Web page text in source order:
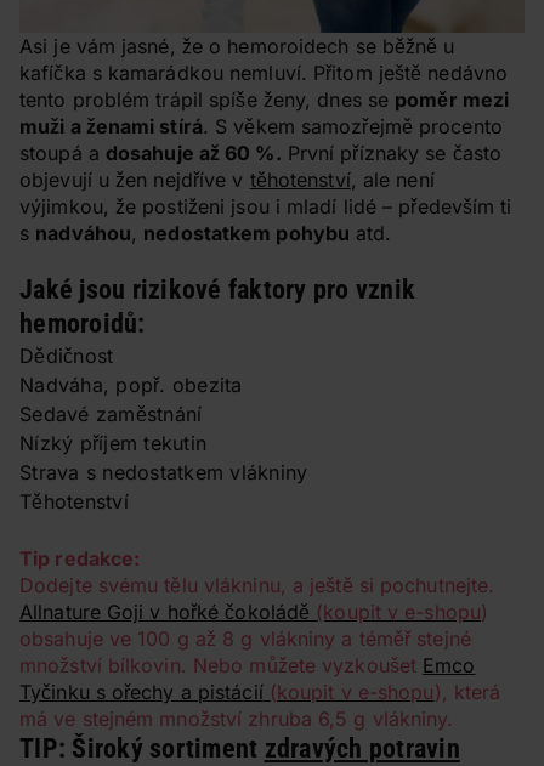
Asi je vám jasné, že o hemoroidech se běžně u
kafíčka s kamarádkou nemluví. Přitom ještě nedávno
tento problém trápil spíše ženy, dnes se poměr mezi
muži a ženami stírá. S věkem samozřejmě procento
stoupá a dosahuje až 60 %. První příznaky se často
objevují u žen nejdříve v těhotenství, ale není
výjimkou, že postiženi jsou i mladí lidé – především ti
s nadváhou, nedostatkem pohybu atd.
Jaké jsou rizikové faktory pro vznik
hemoroidů:
Dědičnost
Nadváha, popř. obezita
Sedavé zaměstnání
Nízký příjem tekutin
Strava s nedostatkem vlákniny
Těhotenství
Tip redakce:
Dodejte svému tělu vlákninu, a ještě si pochutnejte.
Allnature Goji v hořké čokoládě (koupit v e-shopu)
obsahuje ve 100 g až 8 g vlákniny a téměř stejné
množství bílkovin. Nebo můžete vyzkoušet Emco
Tyčinku s ořechy a pistácií(koupit v e-shopu), která
má ve stejném množství zhruba 6,5 g vlákniny.
TIP: Široký sortiment zdravých potravin